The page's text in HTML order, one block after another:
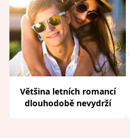
Většina letních romancí
dlouhodobě nevydrží